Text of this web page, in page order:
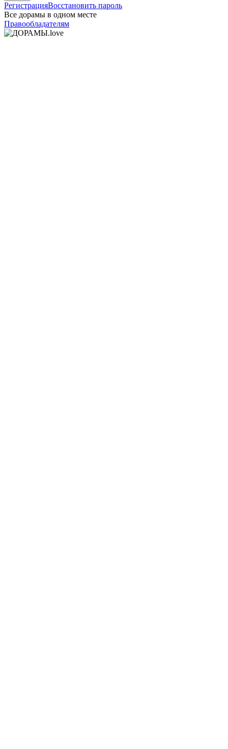
РегистрацияВосстановить пароль
Все дорамы в одном месте
Правообладателям